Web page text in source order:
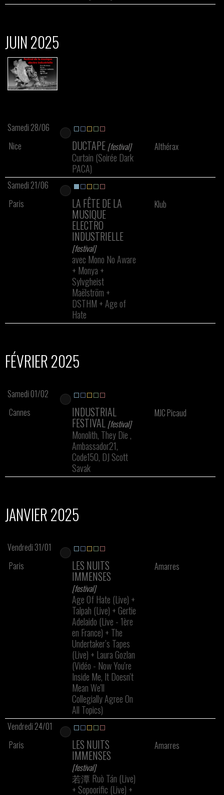
JUIN 2025
Samedi 28/06
Nice
DUCTAPE [festival]
Curtain (Soirée Dark
PACA)
Althérax
Samedi 21/06
Paris
LA FÊTE DE LA
MUSIQUE
ELECTRO
INDUSTRIELLE
[festival]
avec Mono No Aware
+ Monya +
Sylvgheist
Maëlström +
DSTHM + Age of
Hate
Klub
FÉVRIER 2025
Samedi 01/02
Cannes
INDUSTRIAL
FESTIVAL [festival]
Monolith, They Die ,
Ambassador21,
Code150, DJ Scott
Savak
MJC Picaud
JANVIER 2025
Vendredi 31/01
Paris
LES NUITS
IMMENSES
[festival]
Age Of Hate (Live) +
Talpah (Live) + Gertie
Adelaido (Live - 1ère
en France) + The
Undertaker’s Tapes
(Live) + Laura Gozlan
(Vidéo - Now You're
Inside Me, It Doesn't
Mean We'll
Collegially Agree On
All Topics)
Amarres
Vendredi 24/01
Paris
LES NUITS
IMMENSES
[festival]
若潭 Ruò Tán (Live)
+ Sopoorific (Live) +
Amarres